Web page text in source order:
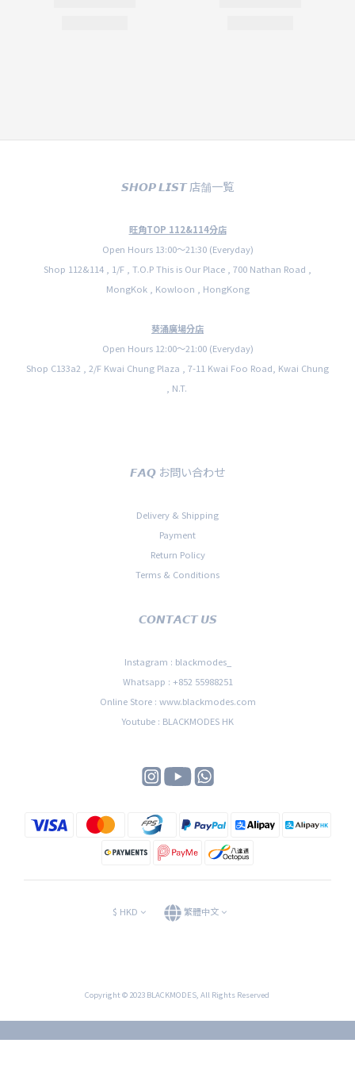
𝙎𝙃𝙊𝙋 𝙇𝙄𝙎𝙏 店舗一覧
旺角TOP 112&114分店
Open Hours 13:00〜21:30 (Everyday)
Shop 112&114 , 1/F , T.O.P This is Our Place , 700 Nathan Road ,
MongKok , Kowloon , HongKong
葵涌廣場分店
Open Hours 12:00〜21:00 (Everyday)
Shop C133a2 , 2/F Kwai Chung Plaza , 7-11 Kwai Foo Road, Kwai Chung
, N.T.
𝙁𝘼𝙌 お問い合わせ
Delivery & Shipping
Payment
Return Policy
Terms & Conditions
𝘾𝙊𝙉𝙏𝘼𝘾𝙏 𝙐𝙎
Instagram : blackmodes_
Whatsapp : +852 55988251
Online Store : www.blackmodes.com
Youtube : BLACKMODES HK
$ HKD 繁體中文
Copyright © 2023 BLACKMODES, All Rights Reserved